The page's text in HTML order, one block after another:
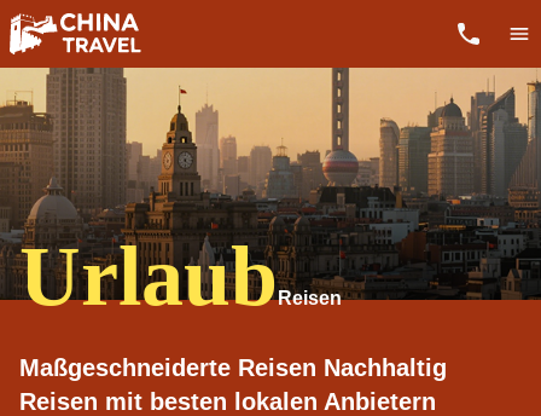
Urlaub
Maßgeschneiderte Reisen Nachhaltig
Reisen mit besten lokalen Anbietern